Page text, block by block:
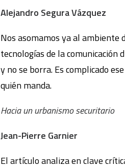
Alejandro Segura Vázquez
Nos asomamos ya al ambiente
tecnologías de la comunicación
y no se borra. Es complicado
quién manda.
Hacia un urbanismo securitario
Jean-Pierre Garnier
El artículo analiza en clave